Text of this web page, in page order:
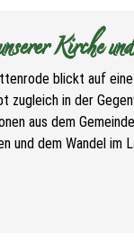
Kirche
blickt auf
zugleich in der
aus dem
und dem Wandel im